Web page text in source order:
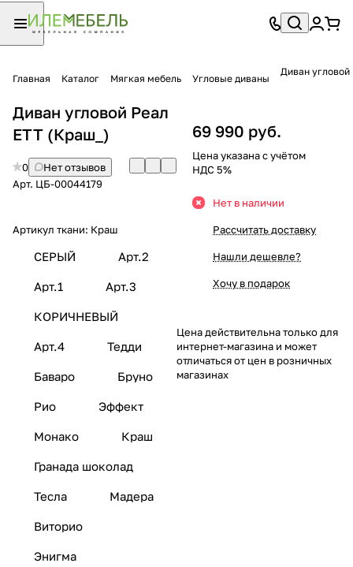
Главная Каталог Мягкая мебель Угловые диваны
Диван угловой
Диван угловой Реал
ЕТТ (Краш_)
0
Нет отзывов
Арт. ЦБ-00044179
Артикул ткани: Краш
СЕРЫЙ Арт.2
Арт.1 Арт.3
КОРИЧНЕВЫЙ
Арт.4 Тедди
Баваро Бруно
Рио Эффект
Монако Краш
Гранада шоколад
Тесла Мадера
Виторио
Энигма
69 990 руб.
Цена указана с учётом
НДС 5%
Нет в наличии
Рассчитать доставку
Нашли дешевле?
Хочу в подарок
Цена действительна только для
интернет-магазина и может
отличаться от цен в розничных
магазинах